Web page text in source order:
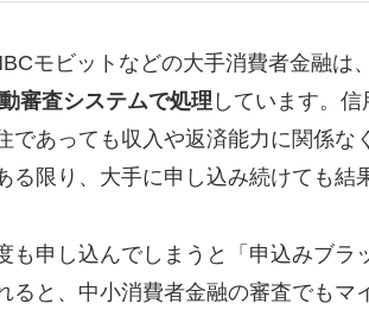
モビットなどの大手消費者金融は
審査システムで処理 しています。
であっても収入や返済能力に関係な
限り、大手に申し込み続けても結
申し込んでしまうと「申込みブラ
ると、中小消費者金融の審査でもマ